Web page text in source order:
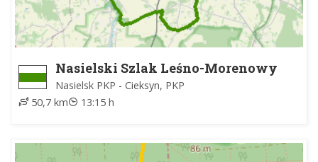
Nasielski Szlak Leśno-Morenowy
Nasielsk PKP - Cieksyn, PKP
50,7 km
13:15 h